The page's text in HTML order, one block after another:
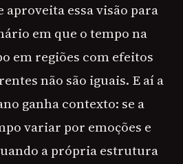
essa visão para
em que o tempo na
em regiões com efeitos
não são iguais. E aí a
ganha contexto: se a
variar por emoções e
a própria estrutura